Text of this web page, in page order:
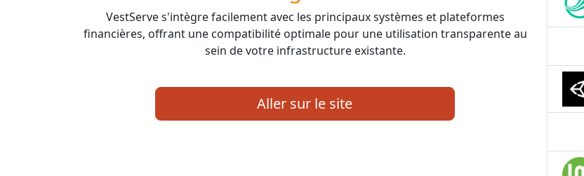
VestServe s'intègre facilement avec les principaux systèmes et plateformes
financières, offrant une compatibilité optimale pour une utilisation transparente au
sein de votre infrastructure existante.
Aller sur le site